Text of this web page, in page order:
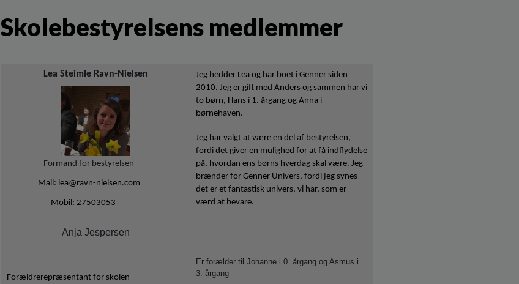
Skolebestyrelsens medlemmer
Lea Steimle Ravn-Nielsen
Formand for bestyrelsen
Mail: lea@ravn-nielsen.com
Mobil: 27503053
Jeg hedder Lea og har boet i Genner siden
2010. Jeg er gift med Anders og sammen har vi
to børn, Hans i 1. årgang og Anna i
børnehaven.
Jeg har valgt at være en del af bestyrelsen,
fordi det giver en mulighed for at få indflydelse
på, hvordan ens børns hverdag skal være. Jeg
brænder for Genner Univers, fordi jeg synes
det er et fantastisk univers, vi har, som er
værd at bevare.
Anja Jespersen
Forældrerepræsentant for skolen
Er forælder til Johanne i 0. årgang og Asmus i
3. årgang